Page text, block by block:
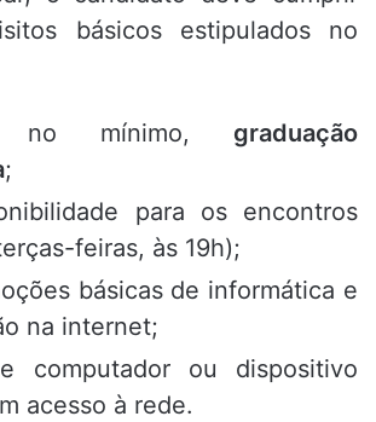
básicos estipulados no
no mínimo,
graduação
;
para os encontros
feiras, às 19h);
básicas de informática e
na internet;
computador ou dispositivo
acesso à rede.